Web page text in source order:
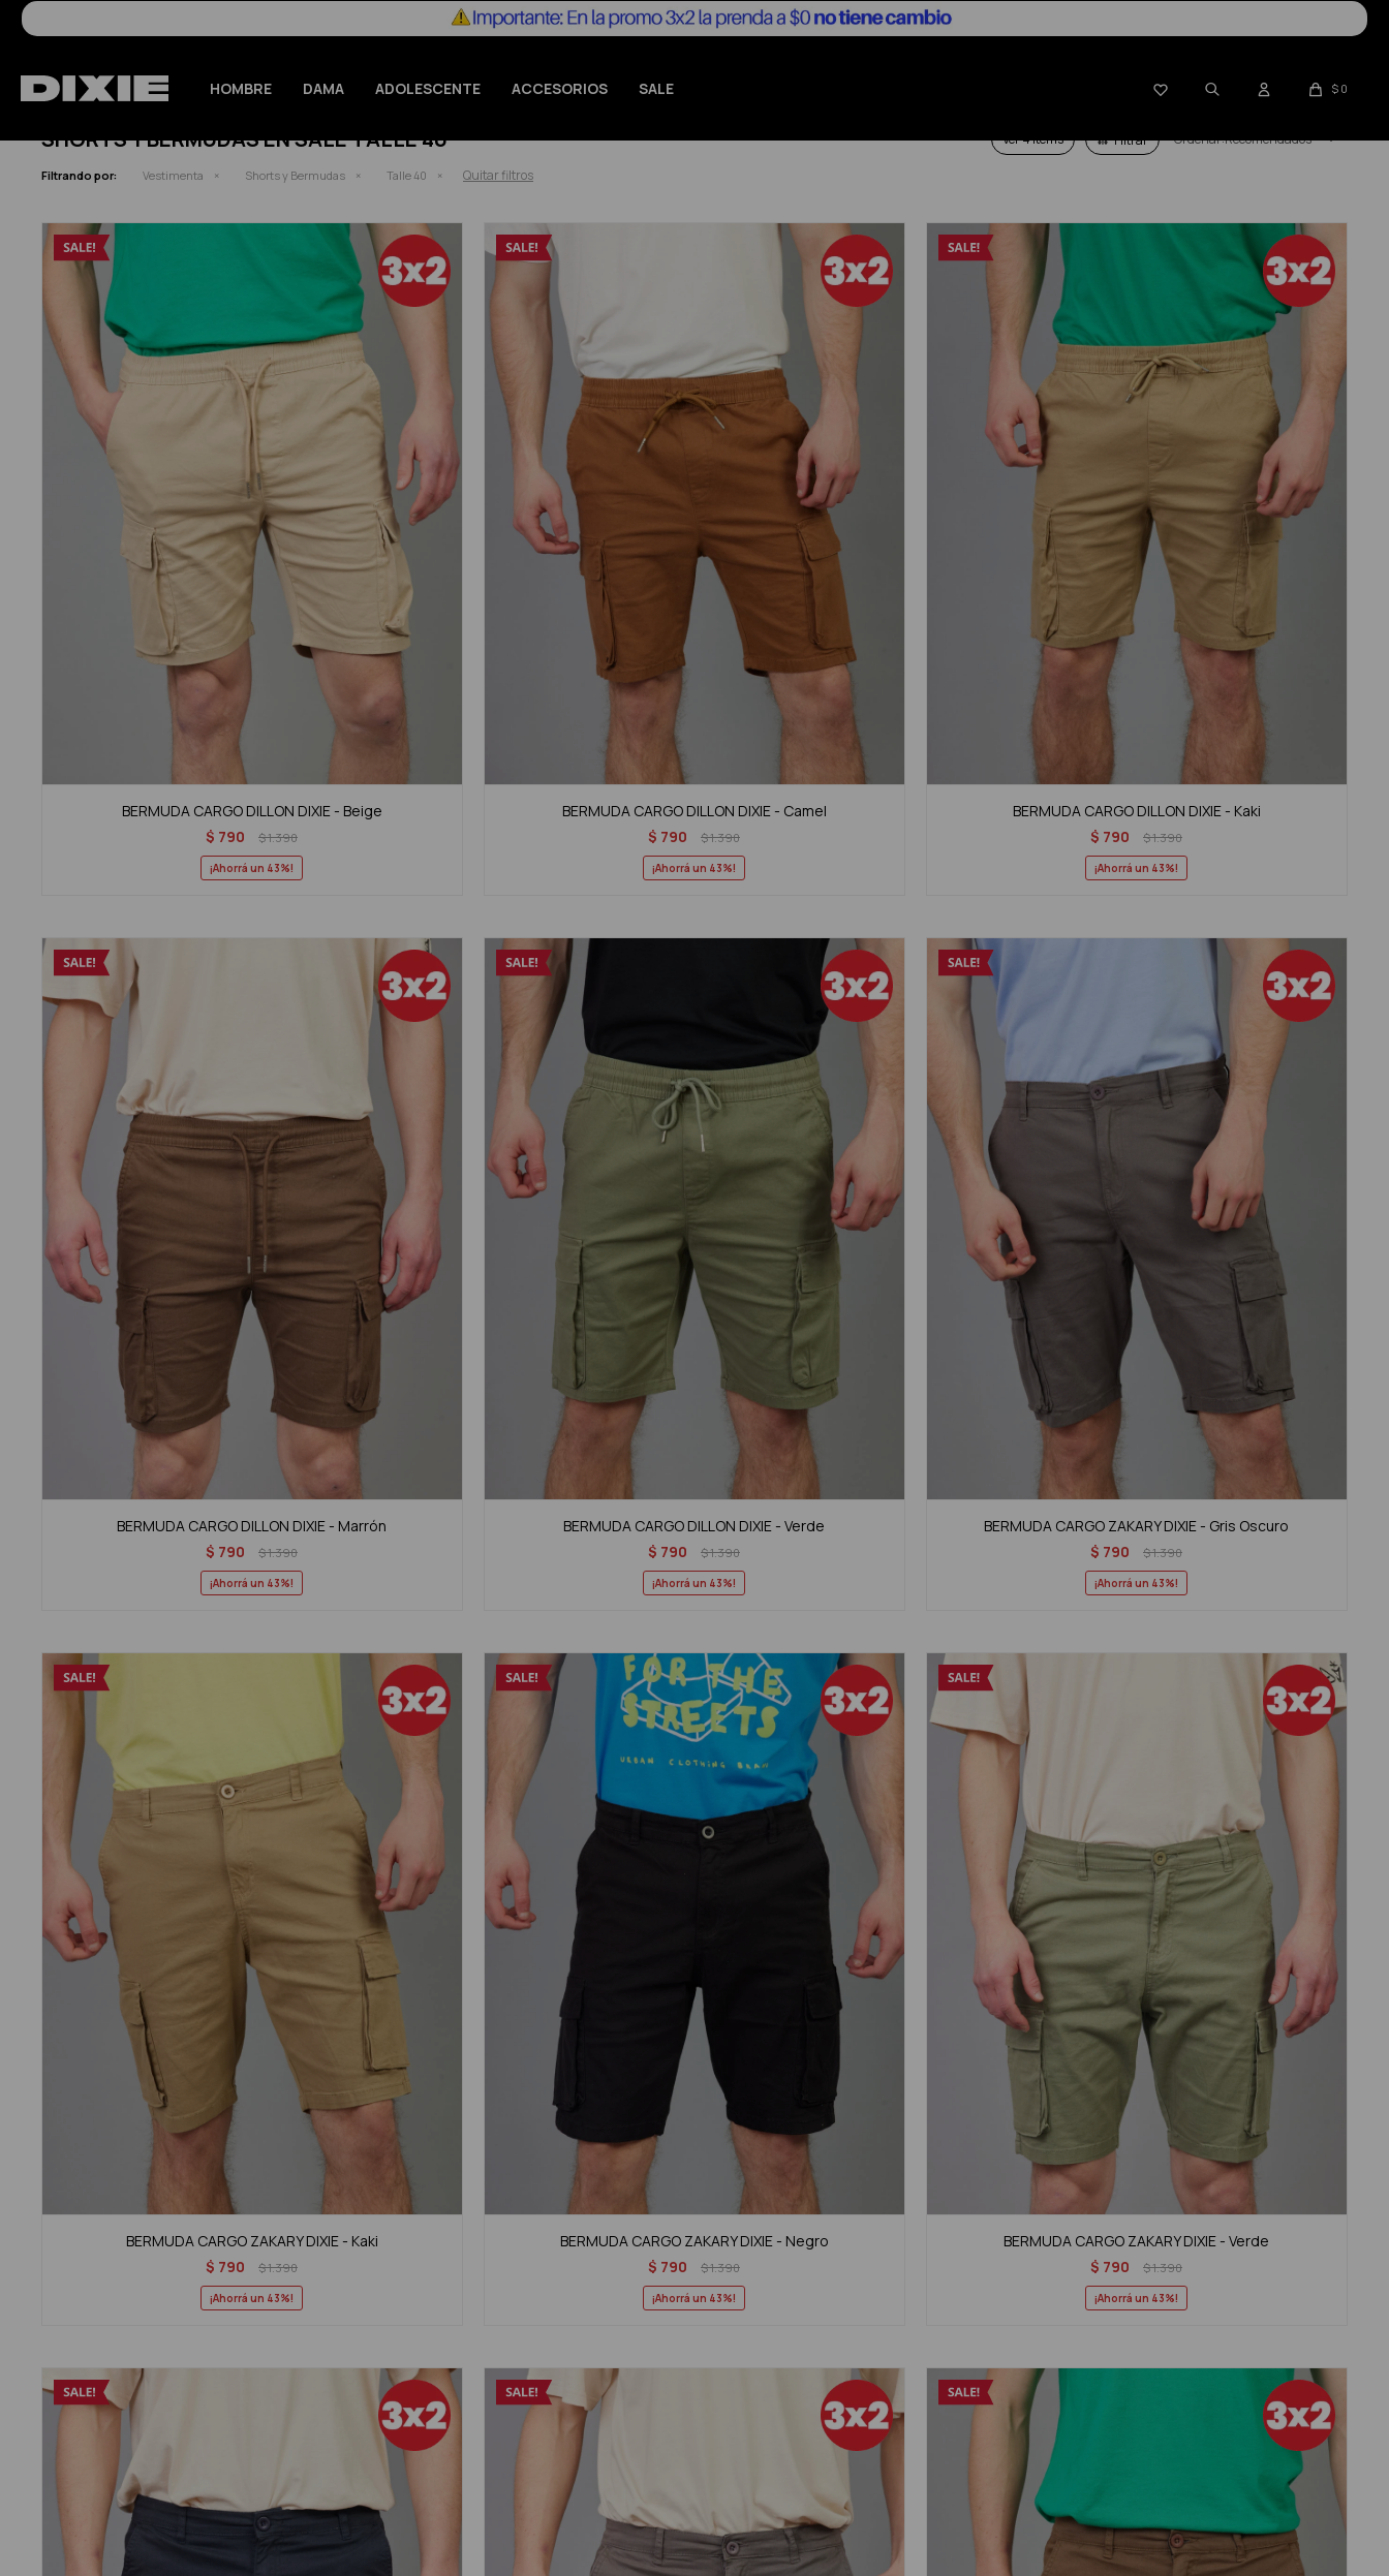
HOMBRE DAMA ADOLESCENTE ACCESORIOS SALE  $ 0
SHORTS Y BERMUDAS EN SALE TALLE 40 Ver Recomendados
Filtrando por: Vestimenta Shorts y Bermudas Talle 40 Quitar filtros
BERMUDA CARGO DILLON DIXIE - Beige
$ 790 $1.390
43
BERMUDA CARGO DILLON DIXIE - Camel
$ 790 $1.390
43
BERMUDA CARGO DILLON DIXIE - Kaki
$ 790 $1.390
43
BERMUDA CARGO DILLON DIXIE - Marrón
$ 790 $1.390
43
BERMUDA CARGO DILLON DIXIE - Verde
$ 790 $1.390
43
BERMUDA CARGO ZAKARY DIXIE - Gris Oscuro
$ 790 $1.390
43
BERMUDA CARGO ZAKARY DIXIE - Kaki
$ 790 $1.390
43
BERMUDA CARGO ZAKARY DIXIE - Negro
$ 790 $1.390
43
BERMUDA CARGO ZAKARY DIXIE - Verde
$ 790 $1.390
43